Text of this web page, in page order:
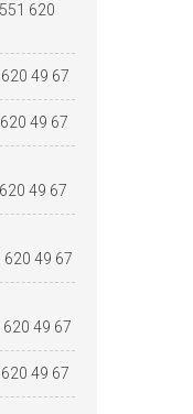
620
49 67
49 67
49 67
49 67
49 67
49 67